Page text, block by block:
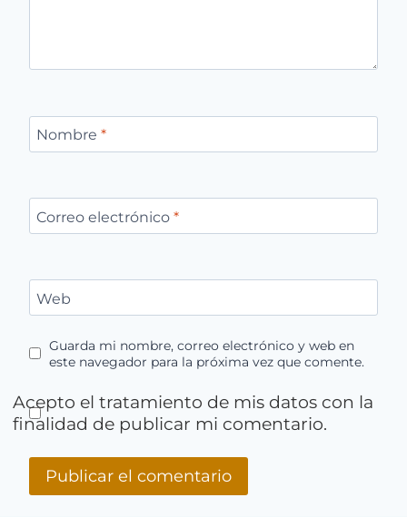
Nombre *
Correo electrónico *
Web
Guarda mi nombre, correo electrónico y web en
este navegador para la próxima vez que comente.
Acepto el tratamiento de mis datos con la
finalidad de publicar mi comentario.